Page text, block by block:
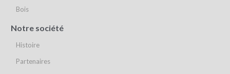
Bois
Notre société
Histoire
Partenaires